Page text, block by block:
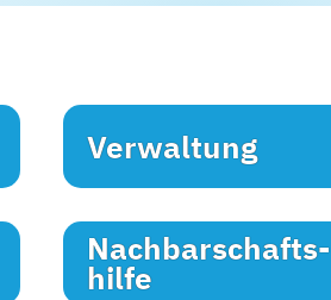
Verwaltung
Nachbarschafts-
hilfe